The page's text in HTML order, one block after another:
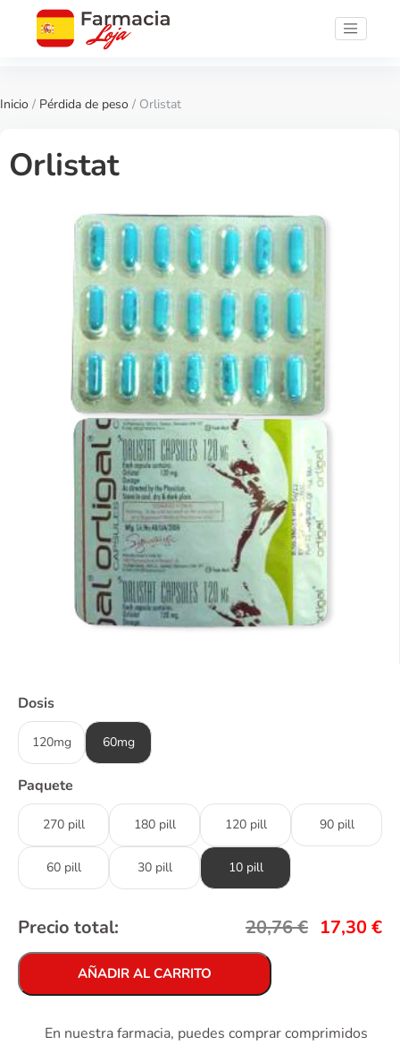
Inicio / Pérdida de peso / Orlistat
Orlistat
Dosis
120mg 60mg
Paquete
270 pill 180 pill 120 pill 90 pill
60 pill 30 pill 10 pill
Precio total: 20,76€ 17,30€
AÑADIR AL CARRITO
En nuestra farmacia, puedes comprar comprimidos